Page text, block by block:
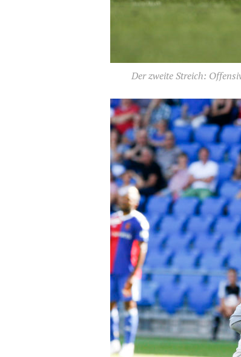
Der zweite Streich: